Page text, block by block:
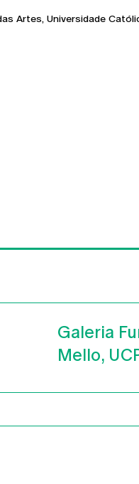
Artes, Universidade
Galeria
Mello,